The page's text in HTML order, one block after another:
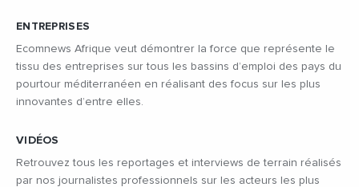
ENTREPRISES
Ecomnews Afrique veut démontrer la force que représente le
tissu des entreprises sur tous les bassins d’emploi des pays du
pourtour méditerranéen en réalisant des focus sur les plus
innovantes d’entre elles.
VIDÉOS
Retrouvez tous les reportages et interviews de terrain réalisés
par nos journalistes professionnels sur les acteurs les plus